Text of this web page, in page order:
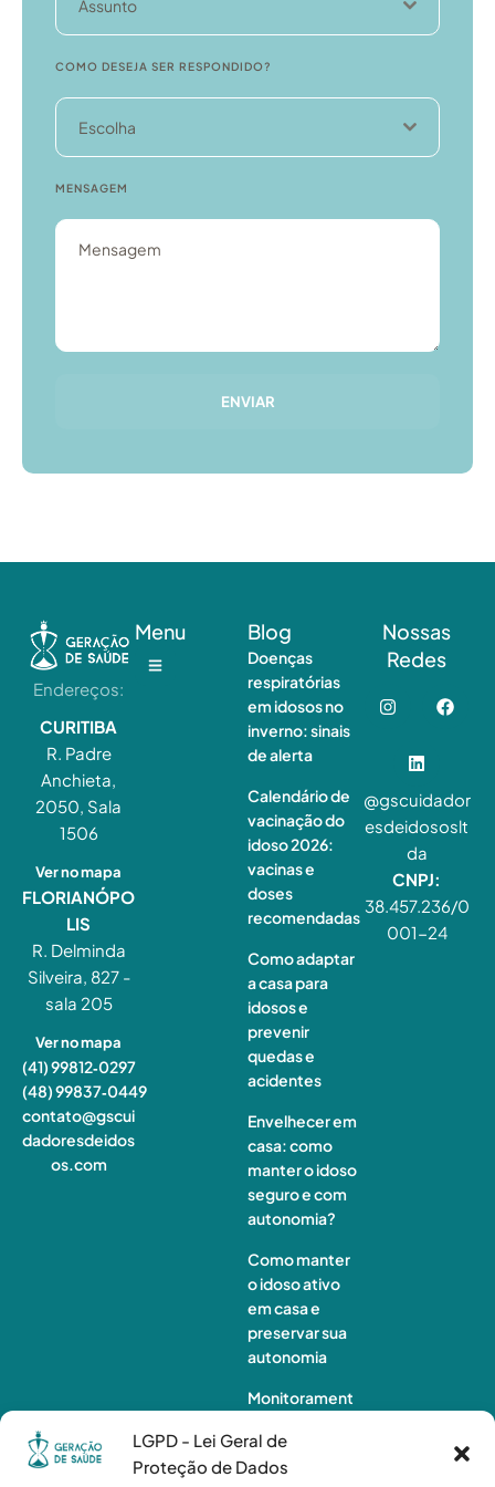
LGPD - Lei Geral de
Proteção de Dados
Assunto
COMO DESEJA SER RESPONDIDO?
Escolha
MENSAGEM
ENVIAR
Endereços:
CURITIBA
R. Padre
Anchieta,
2050, Sala
1506
Ver no mapa
FLORIANÓPO
LIS
R. Delminda
Silveira, 827 -
sala 205
Ver no mapa
(41) 99812‑0297
(48) 99837‑0449
contato@gscui
dadoresdeidos
os.com
Menu Blog
Doenças
respiratórias
em idosos no
inverno: sinais
de alerta
Calendário de
vacinação do
idoso 2026:
vacinas e
doses
recomendadas
Como adaptar
a casa para
idosos e
prevenir
quedas e
acidentes
Envelhecer em
casa: como
manter o idoso
seguro e com
autonomia?
Como manter
o idoso ativo
em casa e
preservar sua
autonomia
Monitorament
distância:
quando a
Nossas
Redes
@gscuidador
esdeidososlt
da
CNPJ:
38.457.236/0
001-24